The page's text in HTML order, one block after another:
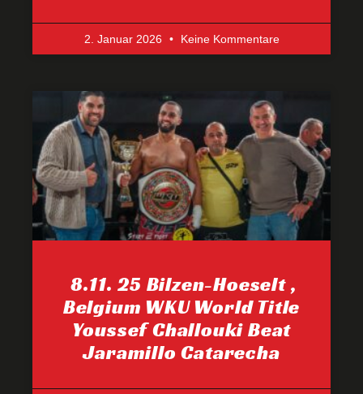
2. Januar 2026 Keine Kommentare
8.11. 25 Bilzen-Hoeselt ,
Belgium WKU World Title
Youssef Challouki Beat
Jaramillo Catarecha